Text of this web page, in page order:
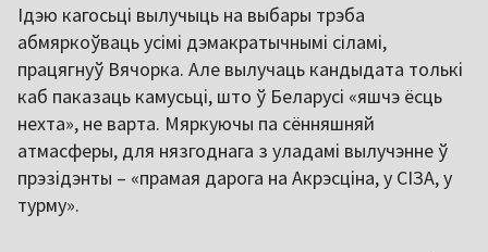
Ідэю кагосьці вылучыць на выбары трэба
абмяркоўваць усімі дэмакратычнымі сіламі,
працягнуў Вячорка. Але вылучаць кандыдата толькі
каб паказаць камусьці, што ў Беларусі «яшчэ ёсць
нехта», не варта. Мяркуючы па сённяшняй
атмасферы, для нязгоднага з уладамі вылучэнне ў
прэзідэнты – «прамая дарога на Акрэсціна, у СІЗА, у
турму».